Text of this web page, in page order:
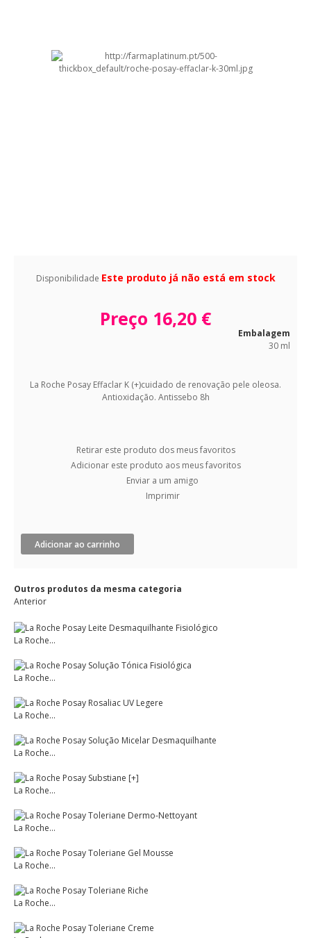
Disponibilidade Este produto já não está em stock
Preço 16,20 €
Embalagem
30 ml
La Roche Posay Effaclar K (+)cuidado de renovação pele oleosa.
Antioxidação. Antissebo 8h
Retirar este produto dos meus favoritos
Adicionar este produto aos meus favoritos
Enviar a um amigo
Imprimir
Adicionar ao carrinho
Outros produtos da mesma categoria
Anterior
La Roche...
La Roche...
La Roche...
La Roche...
La Roche...
La Roche...
La Roche...
La Roche...